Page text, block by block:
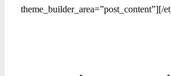
theme_builder_area=”post_content”][/